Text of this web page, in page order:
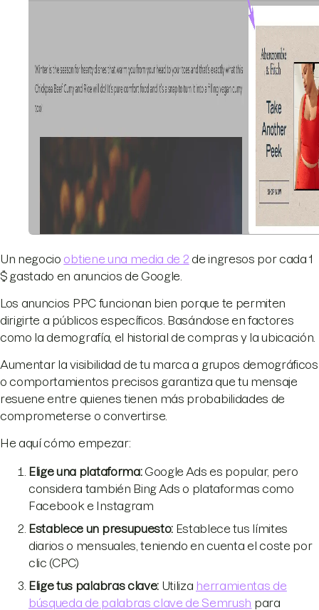
Un negocio obtiene una media de 2 de ingresos por cada 1
$ gastado en anuncios de Google.
Los anuncios PPC funcionan bien porque te permiten
dirigirte a públicos específicos. Basándose en factores
como la demografía, el historial de compras y la ubicación.
Aumentar la visibilidad de tu marca a grupos demográficos
o comportamientos precisos garantiza que tu mensaje
resuene entre quienes tienen más probabilidades de
comprometerse o convertirse.
He aquí cómo empezar:
Elige una plataforma:Google Ads es popular, pero
considera también Bing Ads o plataformas como
Facebook e Instagram
Establece un presupuesto: Establece tus límites
diarios o mensuales, teniendo en cuenta el coste por
clic (CPC)
Elige tus palabras clave: Utiliza herramientas de
búsqueda de palabras clave de Semrush para